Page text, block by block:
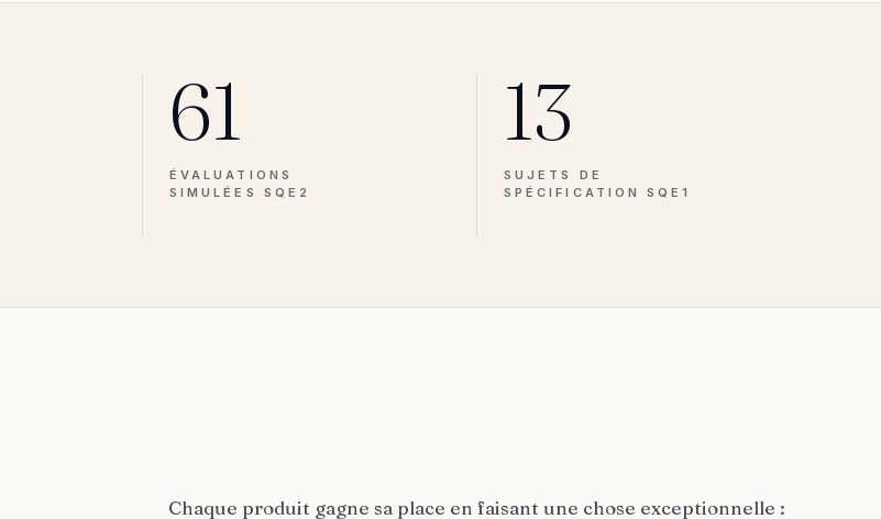
61
ÉVALUATIONS
SIMULÉES SQE2
13
SUJETS DE
SPÉCIFICATION SQE1
Chaque produit gagne sa place en faisant une chose exceptionnelle :